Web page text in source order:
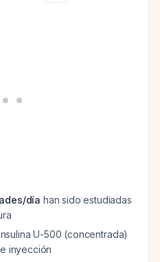
día han sido estudiadas
U-500 (concentrada)
inyección